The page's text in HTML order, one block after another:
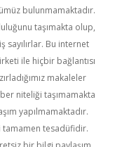
bulunmamaktadır.
taşımakta olup,
sayılırlar. Bu internet
ile hiçbir bağlantısı
makaleler
niteliği taşımamakta
yapılmamaktadır.
tamamen tesadüfidir.